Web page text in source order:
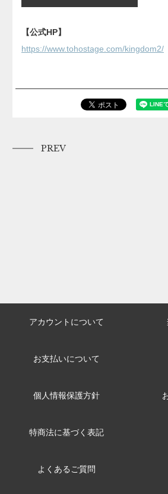
【公式HP】
https://www.tohostage.com/kingdom2/
PREV
アカウントについて
お支払いについて
個人情報保護方針
特商法に基づく表記
よくあるご質問